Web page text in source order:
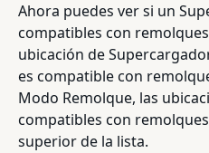
Ahora puedes ver si un
compatibles con
ubicación de
es compatible con
Modo Remolque, las
compatibles con
superior de la lista.